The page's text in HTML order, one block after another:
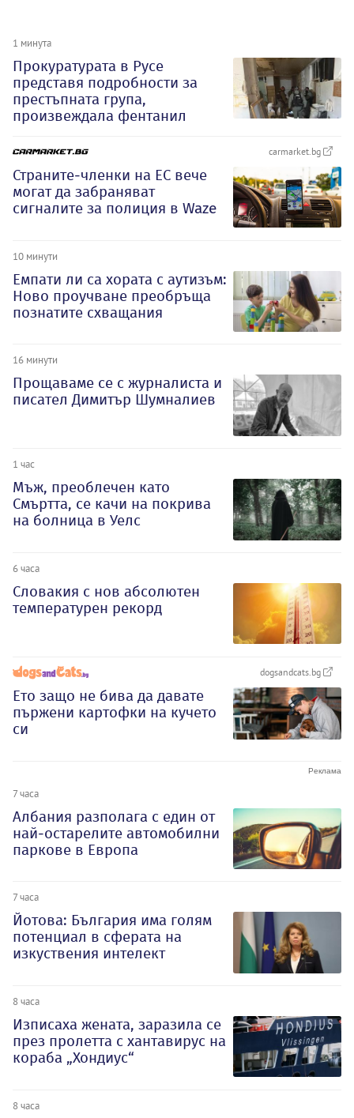
1 минута
Прокуратурата в Русе
представя подробности за
престъпната група,
произвеждала фентанил
carmarket.bg
Страните-членки на ЕС вече
могат да забраняват
сигналите за полиция в Waze
10 минути
Емпати ли са хората с аутизъм:
Ново проучване преобръща
познатите схващания
16 минути
Прощаваме се с журналиста и
писател Димитър Шумналиев
1 час
Мъж, преоблечен като
Смъртта, се качи на покрива
на болница в Уелс
6 часа
Словакия с нов абсолютен
температурен рекорд
dogsandcats.bg
Ето защо не бива да давате
пържени картофки на кучето
си
7 часа
Албания разполага с един от
най-остарелите автомобилни
паркове в Европа
7 часа
Йотова: България има голям
потенциал в сферата на
изкуствения интелект
8 часа
Изписаха жената, заразила се
през пролетта с хантавирус на
кораба „Хондиус“
8 часа